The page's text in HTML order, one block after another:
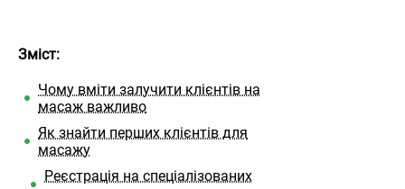
Зміст:
Чому вміти залучити клієнтів на
масаж важливо
Як знайти перших клієнтів для
масажу
Реєстрація на спеціалізованих